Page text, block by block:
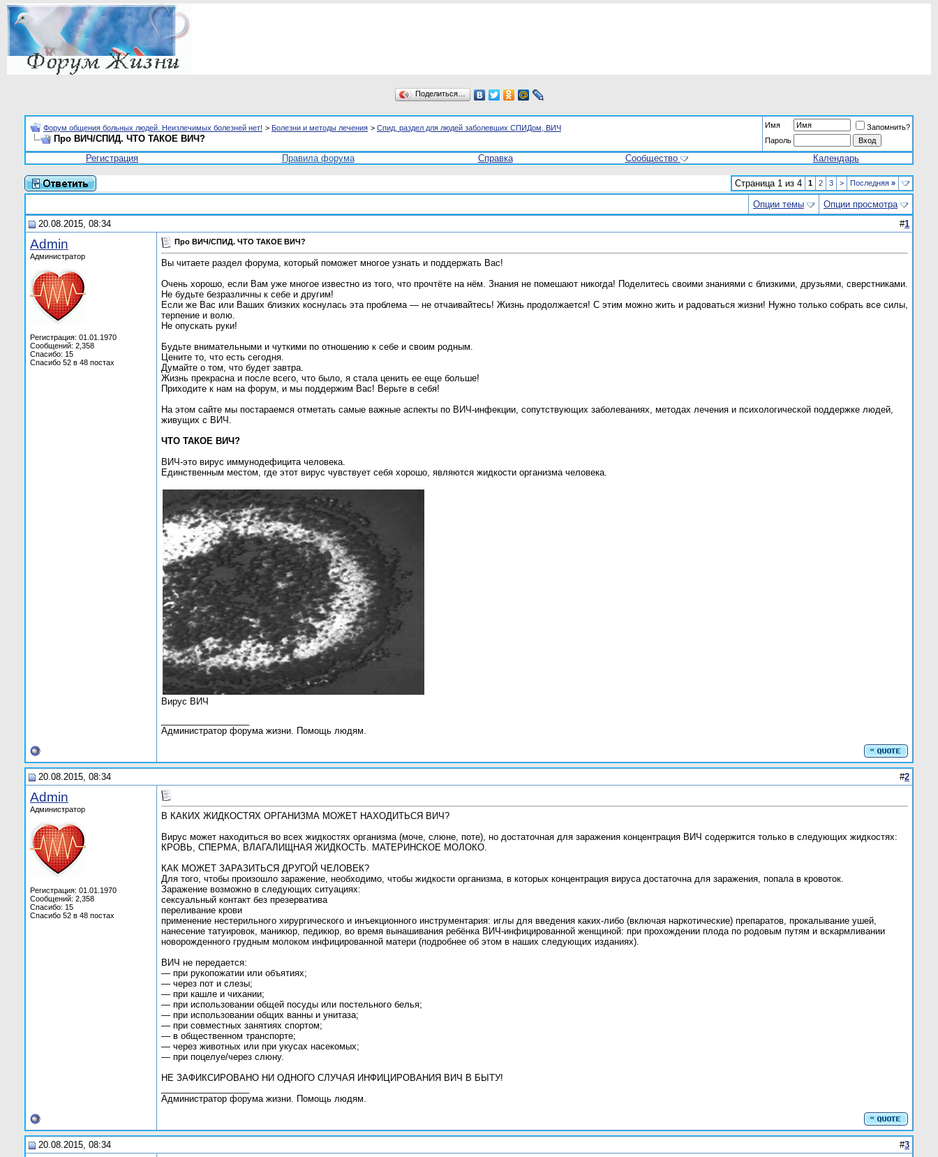
Поделиться…
Форум общения больных людей. Неизлечимых болезней нет! > Болезни и методы лечения > Спид, раздел для людей заболевших СПИДом, ВИЧ
Про ВИЧ/СПИД. ЧТО ТАКОЕ ВИЧ?
Имя
Запомнить?
Пароль
Регистрация Правила форума Справка Сообщество Календарь
Страница 1 из 4 1 2 3 > Последняя »
Опции темы
Опции просмотра
20.08.2015, 08:34
#1
Admin
Администратор
Регистрация: 01.01.1970
Сообщений: 2,358
Спасибо: 15
Спасибо 52 в 48 постах
Про ВИЧ/СПИД. ЧТО ТАКОЕ ВИЧ?
Вы читаете раздел форума, который поможет многое узнать и поддержать Вас!
Очень хорошо, если Вам уже многое известно из того, что прочтёте на нём. Знания не помешают никогда! Поделитесь своими знаниями с близкими, друзьями, сверстниками.
Не будьте безразличны к себе и другим!
Если же Вас или Ваших близких коснулась эта проблема — не отчаивайтесь! Жизнь продолжается! С этим можно жить и радоваться жизни! Нужно только собрать все силы,
терпение и волю.
Не опускать руки!
Будьте внимательными и чуткими по отношению к себе и своим родным.
Цените то, что есть сегодня.
Думайте о том, что будет завтра.
Жизнь прекрасна и после всего, что было, я стала ценить ее еще больше!
Приходите к нам на форум, и мы поддержим Вас! Верьте в себя!
На этом сайте мы постараемся отметать самые важные аспекты по ВИЧ-инфекции, сопутствующих заболеваниях, методах лечения и психологической поддержке людей,
живущих с ВИЧ.
ЧТО ТАКОЕ ВИЧ?
ВИЧ-это вирус иммунодефицита человека.
Единственным местом, где этот вирус чувствует себя хорошо, являются жидкости организма человека.
Вирус ВИЧ
Администратор форума жизни. Помощь людям.
20.08.2015, 08:34 #2
Admin
Администратор
Регистрация: 01.01.1970
Сообщений: 2,358
Спасибо: 15
Спасибо 52 в 48 постах
В КАКИХ ЖИДКОСТЯХ ОРГАНИЗМА МОЖЕТ НАХОДИТЬСЯ ВИЧ?
Вирус может находиться во всех жидкостях организма (моче, слюне, поте), но достаточная для заражения концентрация ВИЧ содержится только в следующих жидкостях:
КРОВЬ, СПЕРМА, ВЛАГАЛИЩНАЯ ЖИДКОСТЬ. МАТЕРИНСКОЕ МОЛОКО.
КАК МОЖЕТ ЗАРАЗИТЬСЯ ДРУГОЙ ЧЕЛОВЕК?
Для того, чтобы произошло заражение, необходимо, чтобы жидкости организма, в которых концентрация вируса достаточна для заражения, попала в кровоток.
Заражение возможно в следующих ситуациях:
сексуальный контакт без презерватива
переливание крови
применение нестерильного хирургического и инъекционного инструментария: иглы для введения каких-либо (включая наркотические) препаратов, прокалывание ушей,
нанесение татуировок, маникюр, педикюр, во время вынашивания ребёнка ВИЧ-инфицированной женщиной: при прохождении плода по родовым путям и вскармливании
новорожденного грудным молоком инфицированной матери (подробнее об этом в наших следующих изданиях).
ВИЧ не передается:
— при рукопожатии или объятиях;
— через пот и слезы;
— при кашле и чихании;
— при использовании общей посуды или постельного белья;
— при использовании общих ванны и унитаза;
— при совместных занятиях спортом;
— в общественном транспорте;
— через животных или при укусах насекомых;
— при поцелуе/через слюну.
НЕ ЗАФИКСИРОВАНО НИ ОДНОГО СЛУЧАЯ ИНФИЦИРОВАНИЯ ВИЧ В БЫТУ!
Администратор форума жизни. Помощь людям.
20.08.2015, 08:34 #3